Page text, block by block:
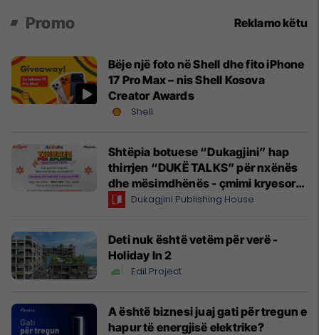
Promo Reklamo këtu
Bëje një foto në Shell dhe fito iPhone
17 Pro Max – nis Shell Kosova
Creator Awards
Shell
Shtëpia botuese “Dukagjini” hap
thirrjen “DUKË TALKS” për nxënës
dhe mësimdhënës - çmimi kryesor,
udhëtim në Angli
Dukagjini Publishing House
Deti nuk është vetëm për verë -
Holiday In 2
Edil Project
A është biznesi juaj gati për tregun e
hapur të energjisë elektrike?